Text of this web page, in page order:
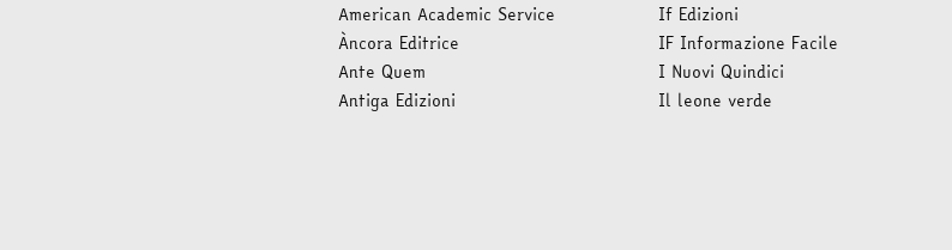
American Academic Service
Àncora Editrice
Ante Quem
Antiga Edizioni
If Edizioni
IF Informazione Facile
I Nuovi Quindici
Il leone verde